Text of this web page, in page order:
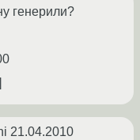
генерили?
21.04.2010